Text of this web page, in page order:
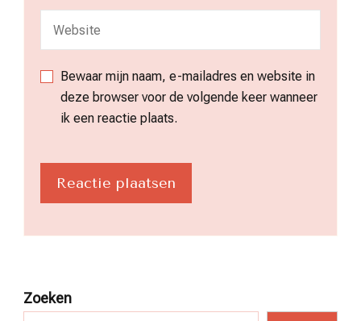
Bewaar mijn naam, e-mailadres en website in
deze browser voor de volgende keer wanneer
ik een reactie plaats.
Zoeken